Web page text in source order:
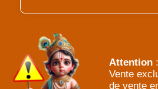
Attention :
Vente
de vente